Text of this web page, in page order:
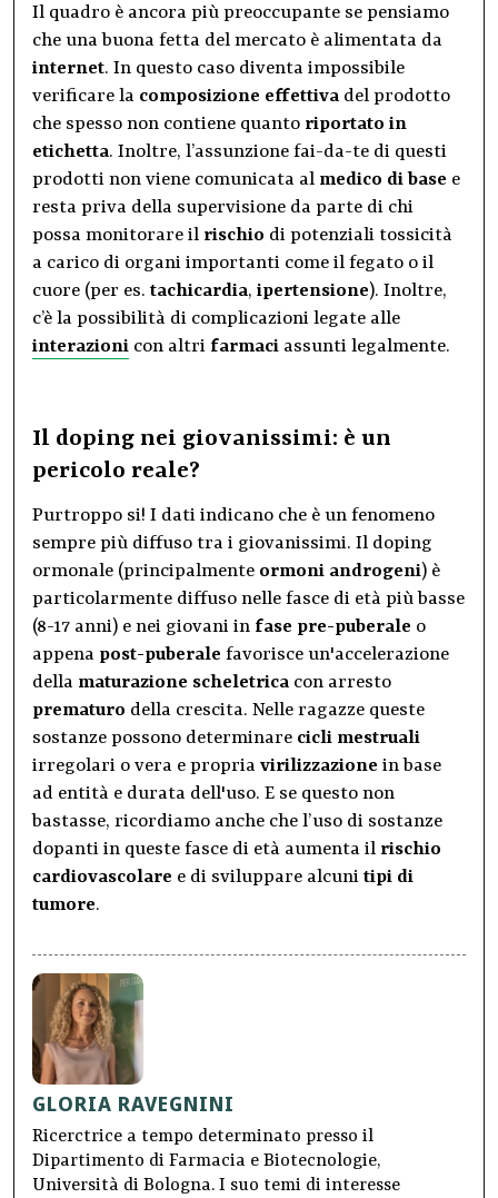
Il quadro è ancora più preoccupante se pensiamo
che una buona fetta del mercato è alimentata da
internet. In questo caso diventa impossibile
verificare la composizione effettiva del prodotto
che spesso non contiene quanto riportato in
etichetta. Inoltre, l’assunzione fai-da-te di questi
prodotti non viene comunicata al medico di base e
resta priva della supervisione da parte di chi
possa monitorare il rischio di potenziali tossicità
a carico di organi importanti come il fegato o il
cuore (per es. tachicardia, ipertensione). Inoltre,
c’è la possibilità di complicazioni legate alle
interazioni con altri farmaci assunti legalmente.
Il doping nei giovanissimi: è un
pericolo reale?
Purtroppo si! I dati indicano che è un fenomeno
sempre più diffuso tra i giovanissimi. Il doping
ormonale (principalmente ormoni androgeni) è
particolarmente diffuso nelle fasce di età più basse
(8-17 anni) e nei giovani in fase pre-puberale o
appena post-puberale favorisce un'accelerazione
della maturazione scheletrica con arresto
prematuro della crescita. Nelle ragazze queste
sostanze possono determinare cicli mestruali
irregolari o vera e propria virilizzazione in base
ad entità e durata dell'uso. E se questo non
bastasse, ricordiamo anche che l’uso di sostanze
dopanti in queste fasce di età aumenta il rischio
cardiovascolare e di sviluppare alcuni tipi di
tumore.
GLORIA RAVEGNINI
Ricerctrice a tempo determinato presso il
Dipartimento di Farmacia e Biotecnologie,
Università di Bologna. I suo temi di interesse